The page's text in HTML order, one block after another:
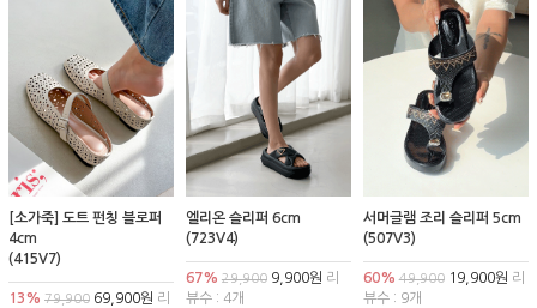
[소가죽] 도트 펀칭 블로퍼
4cm
(415V7)
13% 79,900 69,900원 리
엘리온 슬리퍼 6cm
(723V4)
67% 29,9009,900원 리
뷰수 : 4개
서머글램 조리 슬리퍼 5cm
(507V3)
60% 49,90019,900원 리
뷰수 : 9개